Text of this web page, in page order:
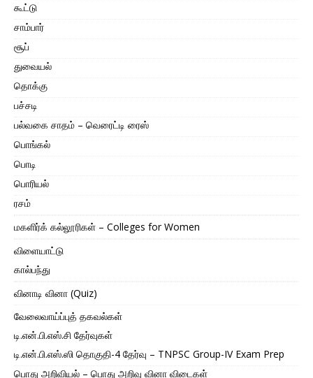
கூட்டு
சாம்பார்
சூப்
துவையல்
தொக்கு
பச்சடி
பல்வகை சாதம் – வெரைட்டி ரைஸ்
பொங்கல்
பொடி
பொரியல்
ரசம்
மகளிர்க் கல்லூரிகள் – Colleges for Women
விளையாட்டு
கால்பந்து
வினாடி வினா (Quiz)
வேலைவாய்ப்புத் தகவல்கள்
டி.என்.பி.எஸ்.சி தேர்வுகள்
டி.என்.பி.எஸ்.ஸி தொகுதி-4 தேர்வு – TNPSC Group-IV Exam Prep
பொது அறிவியல் – பொது அறிவு வினா விடைகள்